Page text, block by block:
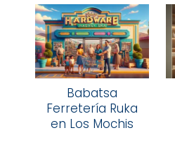
Babatsa
Ferretería Ruka
en Los Mochis